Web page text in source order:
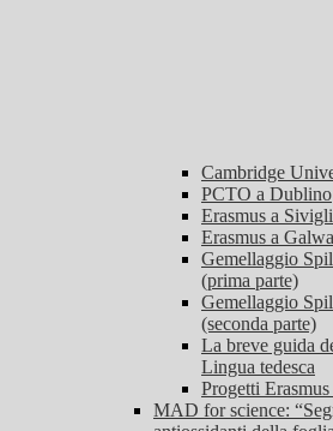
Cambridge
PCTO a Dublino
Erasmus a
Erasmus a
Gemellaggio
(prima parte)
Gemellaggio
(seconda parte)
La breve guida
Lingua tedesca
Progetti
MAD for science: